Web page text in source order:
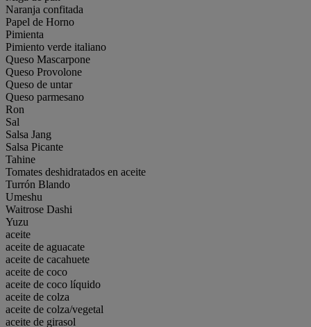
Naranja confitada
Papel de Horno
Pimienta
Pimiento verde italiano
Queso Mascarpone
Queso Provolone
Queso de untar
Queso parmesano
Ron
Sal
Salsa Jang
Salsa Picante
Tahine
Tomates deshidratados en aceite
Turrón Blando
Umeshu
Waitrose Dashi
Yuzu
aceite
aceite de aguacate
aceite de cacahuete
aceite de coco
aceite de coco líquido
aceite de colza
aceite de colza/vegetal
aceite de girasol